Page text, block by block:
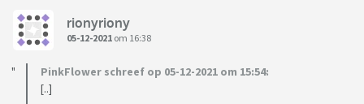
rionyriony
05-12-2021 om 16:38
PinkFlower schreef op 05-12-2021 om 15:54:
[..]